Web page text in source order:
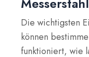
Die wichtigsten
können
funktioniert, wie